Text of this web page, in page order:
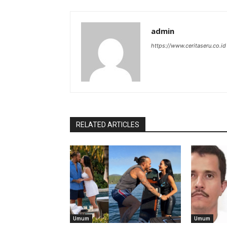
admin
https://www.ceritaseru.co.id
RELATED ARTICLES
Umum Umum